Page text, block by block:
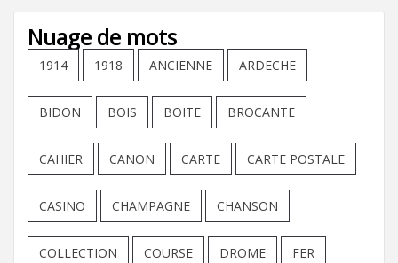
Nuage de mots
1914 1918 ANCIENNE ARDECHE
BIDON BOIS BOITE BROCANTE
CAHIER CANON CARTE CARTE POSTALE
CASINO CHAMPAGNE CHANSON
COLLECTION COURSE DROME FER